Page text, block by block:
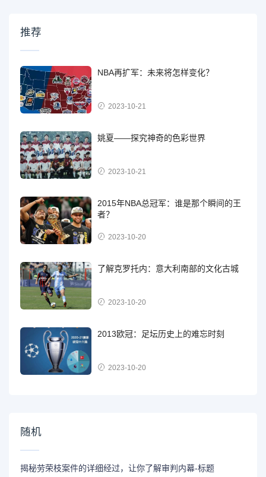
推荐
NBA再扩军：未来将怎样变化？
2023-10-21
姚夏——探究神奇的色彩世界
2023-10-21
2015年NBA总冠军：谁是那个瞬间的王
者？
2023-10-20
了解克罗托内：意大利南部的文化古城
2023-10-20
2013欧冠：足坛历史上的难忘时刻
2023-10-20
随机
揭秘劳荣枝案件的详细经过，让你了解审判内幕-标题